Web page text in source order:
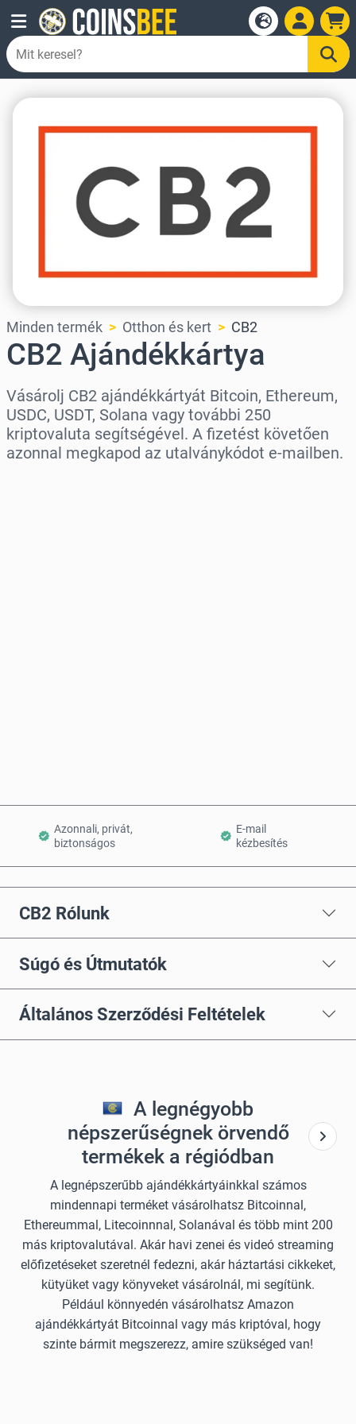
Minden termék Otthon és kert CB2
CB2 Ajándékkártya
Vásárolj CB2 ajándékkártyát Bitcoin, Ethereum,
USDC, USDT, Solana vagy további 250
kriptovaluta segítségével. A fizetést követően
azonnal megkapod az utalványkódot e-mailben.
Azonnali, privát,
biztonságos
E-mail
kézbesítés
CB2 Rólunk
Súgó és Útmutatók
Általános Szerződési Feltételek
A legnégyobb
népszerűségnek örvendő
termékek a régiódban
A legnépszerűbb ajándékkártyáinkkal számos
mindennapi terméket vásárolhatsz Bitcoinnal,
Ethereummal, Litecoinnnal, Solanával és több mint 200
más kriptovalutával. Akár havi zenei és videó streaming
előfizetéseket szeretnél fedezni, akár háztartási cikkeket,
kütyüket vagy könyveket vásárolnál, mi segítünk.
Például könnyedén vásárolhatsz Amazon
ajándékkártyát Bitcoinnal vagy más kriptóval, hogy
szinte bármit megszerezz, amire szükséged van!